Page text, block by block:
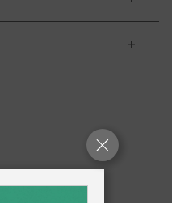
お買い上げで
、キズや破損の原因とな
になる場所に長時間置か